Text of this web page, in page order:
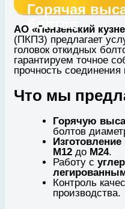
Горячая
болтов
АО «Пензенский
(ПКПЗ) предлагает
головок откидных
гарантируем точное
прочность
Что мы
Горячую
болтов
М12 до М24.
Работу с
Контроль
производства.